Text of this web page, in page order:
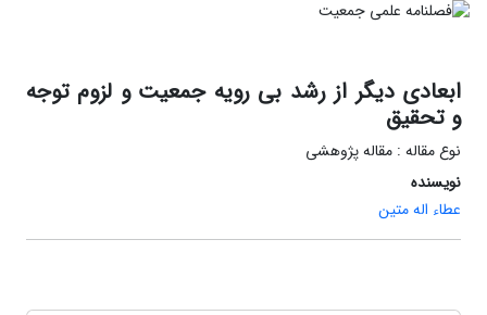
ابعادی دیگر از رشد بی رویه جمعیت و لزوم توجه
و تحقیق
نوع مقاله : مقاله پژوهشی
نویسنده
عطاء اله متین